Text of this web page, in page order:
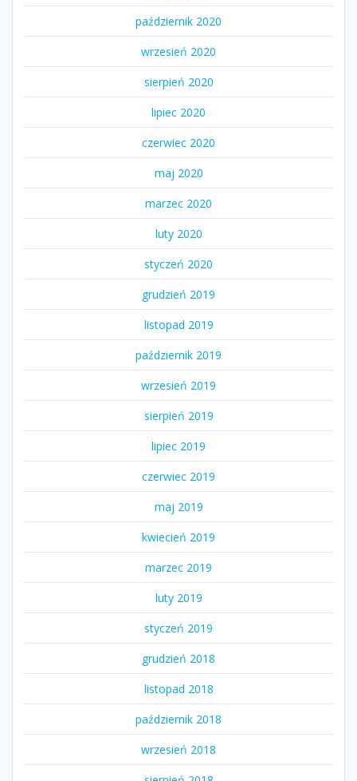
październik 2020
wrzesień 2020
sierpień 2020
lipiec 2020
czerwiec 2020
maj 2020
marzec 2020
luty 2020
styczeń 2020
grudzień 2019
listopad 2019
październik 2019
wrzesień 2019
sierpień 2019
lipiec 2019
czerwiec 2019
maj 2019
kwiecień 2019
marzec 2019
luty 2019
styczeń 2019
grudzień 2018
listopad 2018
październik 2018
wrzesień 2018